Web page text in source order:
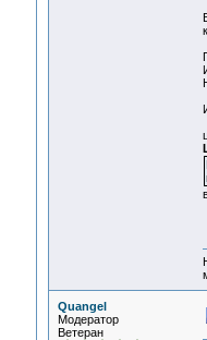
Quangel
Модератор
Ветеран